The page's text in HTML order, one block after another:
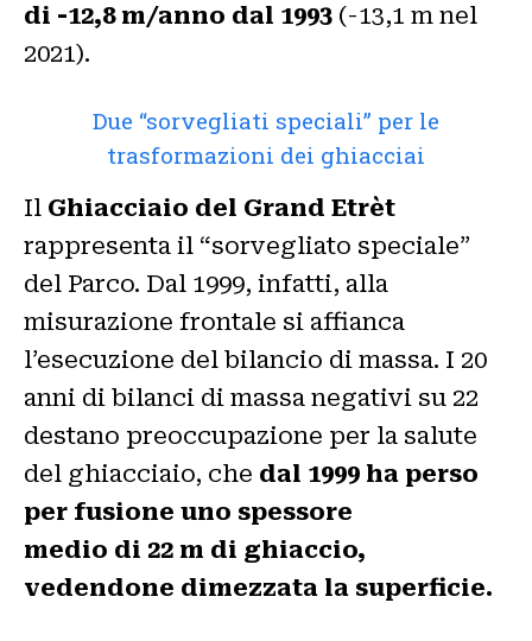
di -12,8 m/anno dal 1993 (-13,1 m nel
2021).
Due “sorvegliati speciali” per le
trasformazioni dei ghiacciai
Il Ghiacciaio del Grand Etrèt
rappresenta il “sorvegliato speciale”
del Parco. Dal 1999, infatti, alla
misurazione frontale si affianca
l’esecuzione del bilancio di massa. I 20
anni di bilanci di massa negativi su 22
destano preoccupazione per la salute
del ghiacciaio, che dal 1999 ha perso
per fusione uno spessore
medio di 22 m di ghiaccio,
vedendone dimezzata la superficie.